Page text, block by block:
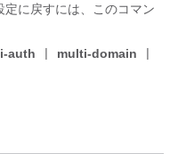
に戻すには、このコマン
auth multi-domain